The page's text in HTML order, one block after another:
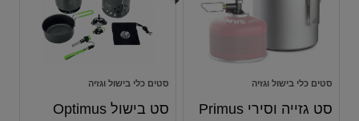
סטים כלי בישול וגזיה
סט גזייה וסירי Primus
סטים כלי בישול וגזיה
סט בישול Optimus